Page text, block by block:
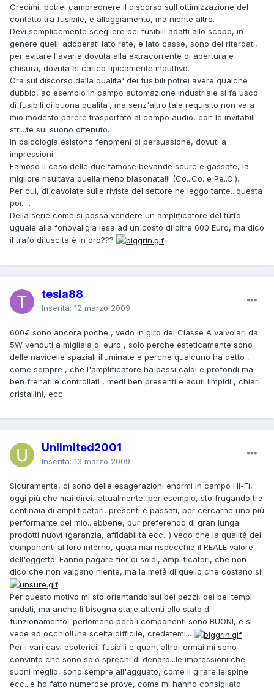
Credimi, potrei camprednere il discorso sull'ottimizzazione del
contatto tra fusibile, e alloggiamento, ma niente altro.
Devi semplicemente scegliere dei fusibili adatti allo scopo, in
genere quelli adoperati lato rete, e lato casse, sono dei riterdati,
per evitare l'avaria dovuta alla extracorrente di apertura e
chisura, dovuta al carico tipicamente induttivo.
Ora sul discorso della qualita' dei fusibili potrei avere qualche
dubbio, ad esempio in campo automazione industriale si fa usco
di fusibili di buona qualita', ma senz'altro tale requisito non va a
mio modesto parere trasportato al campo audio, con le invitabili
str....te sul suono ottenuto.
In psicologia esistono fenomeni di persuasione, dovuti a
impressioni.
Famoso il caso delle due famose bevande scure e gassate, la
migliore risultava quella meno blasonata!!! (Co...Co. e Pe..C.).
Per cui, di cavolate sulle riviste del settore ne leggo tante...questa
poi.....
Della serie come si possa vendere un amplificatore del tutto
uguale alla fonovaligia lesa ad un costo di oltre 600 Euro, ma dico
il trafo di uscita è in oro???
tesla88
Inserita: 12 marzo 2009
600€ sono ancora poche , vedo in giro dei Classe A valvolari da
5W venduti a migliaia di euro , solo perche esteticamente sono
delle navicelle spaziali illuminate e perchè qualcuno ha detto ,
come sempre , che l'amplificatore ha bassi caldi e profondi ma
ben frenati e controllati , medi ben presenti e acuti limpidi , chiari
cristallini, ecc.
Unlimited2001
Inserita: 13 marzo 2009
Sicuramente, ci sono delle esagerazioni enormi in campo Hi-Fi,
oggi più che mai direi...attualmente, per esempio, sto frugando tra
centinaia di amplificatori, presenti e passati, per cercarne uno più
performante del mio...ebbene, pur preferendo di gran lunga
prodotti nuovi (garanzia, affidabilità ecc...) vedo che la qualità dei
componenti al loro interno, quasi mai rispecchia il REALE valore
dell'oggetto! Fanno pagare fior di soldi, amplificatori, che non
dico che non valgano niente, ma la metà di quello che costano si!
Per questo motivo mi sto orientando sui bei pezzi, dei bei tempi
andati, ma anche li bisogna stare attenti allo stato di
funzionamento...perlomeno però i componenti sono BUONI, e si
vede ad occhio!Una scelta difficile, credetemi...
Per i vari cavi esoterici, fusibili e quant'altro, ormai mi sono
convinto che sono solo sprechi di denaro...le impressioni che
suoni meglio, sono sempre all'agguato, come il girare le spine
ecc...e ho fatto numerose prove, come mi hanno consigliato